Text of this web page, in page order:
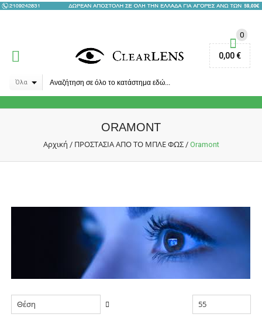
Όλα
0
0,00 €
ORAMONT
Αρχική / ΠΡΟΣΤΑΣΙΑ ΑΠΟ ΤΟ ΜΠΛΕ ΦΩΣ / Oramont